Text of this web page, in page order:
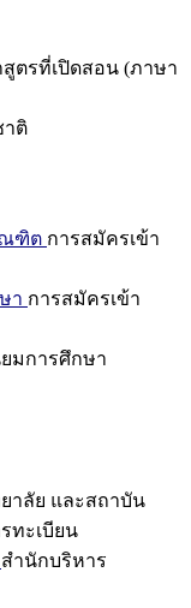
ตรที่เปิดสอน (ภาษา
าติ
ณฑิต การสมัครเข้า
า การสมัครเข้า
มการศึกษา
าลัย และสถาบัน
ทะเบียน
สำนักบริหาร